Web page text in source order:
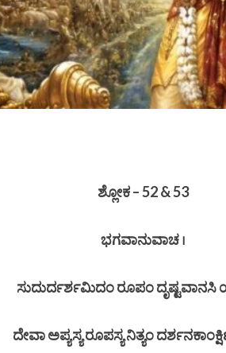
ಶ್ಲೋಕ – 52 & 53
ಭಗವಾನುವಾಚ ।
ಸುದುರ್ದರ್ಶಮಿದಂ ರೂಪಂ ದೃಷ್ಟವಾನಸಿ
ದೇವಾ ಅಪ್ಯಸ್ಯ ರೂಪಸ್ಯ ನಿತ್ಯಂ